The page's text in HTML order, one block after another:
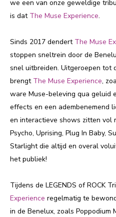
we een van onze geweldige
is dat The Muse Experience.
Sinds 2017 dendert The Muse
stoppen sneltrein door de
snel uitbreiden. Uitgeroepen tot
brengt The Muse Experience,
ware Muse-beleving qua geluid
effects en een adembenemend
en interactieve shows zitten vol
Psycho, Uprising, Plug In Baby,
Starlight die altijd en overal
het publiek!
Tijdens de LEGENDS of ROCK
Experience regelmatig te
in de Benelux, zoals Poppodium